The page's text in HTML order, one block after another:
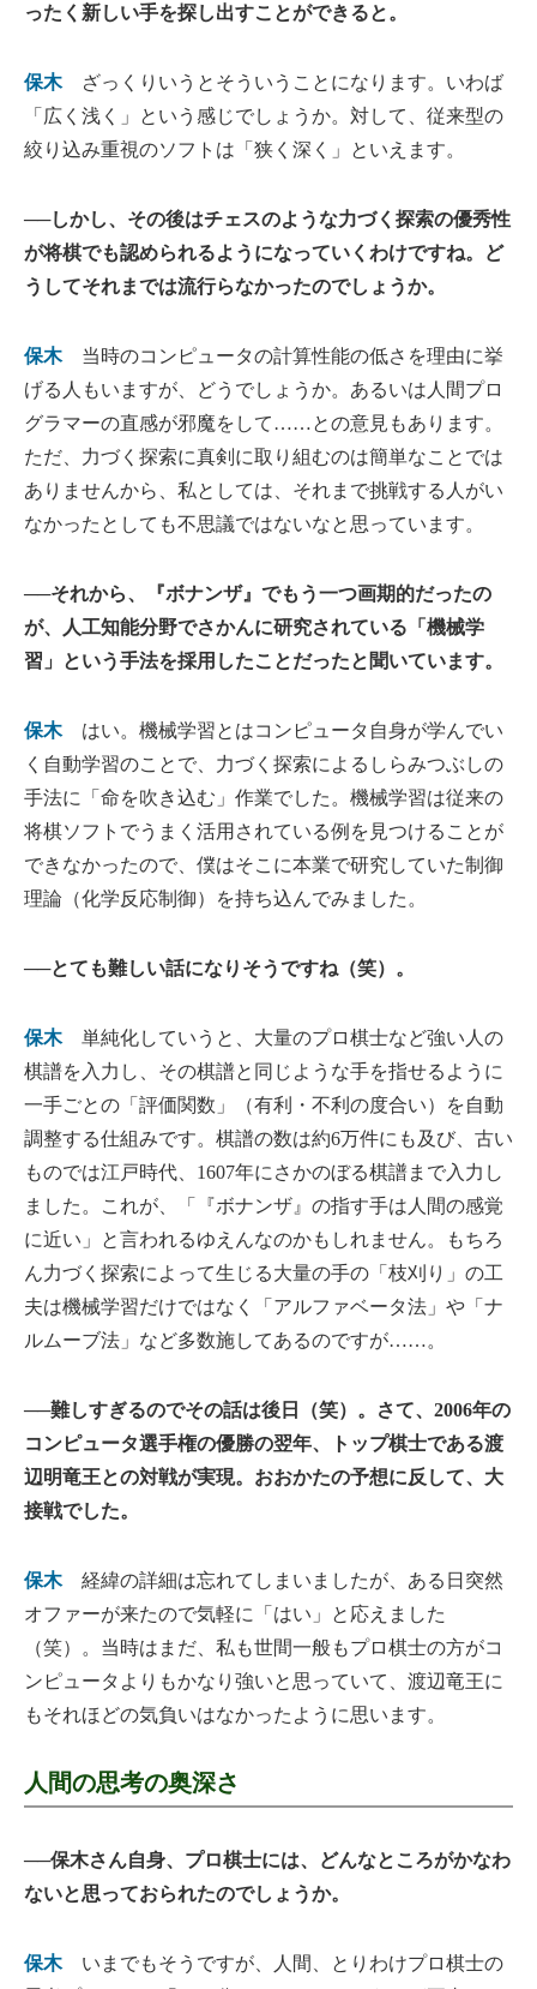
ったく新しい手を探し出すことができると。
保木ざっくりいうとそういうことになります。いわば
「広く浅く」という感じでしょうか。対して、従来型の
絞り込み重視のソフトは「狭く深く」といえます。
──しかし、その後はチェスのような力づく探索の優秀性
が将棋でも認められるようになっていくわけですね。ど
うしてそれまでは流行らなかったのでしょうか。
保木当時のコンピュータの計算性能の低さを理由に挙
げる人もいますが、どうでしょうか。あるいは人間プロ
グラマーの直感が邪魔をして……との意見もあります。
ただ、力づく探索に真剣に取り組むのは簡単なことでは
ありませんから、私としては、それまで挑戦する人がい
なかったとしても不思議ではないなと思っています。
──それから、『ボナンザ』でもう一つ画期的だったの
が、人工知能分野でさかんに研究されている「機械学
習」という手法を採用したことだったと聞いています。
保木はい。機械学習とはコンピュータ自身が学んでい
く自動学習のことで、力づく探索によるしらみつぶしの
手法に「命を吹き込む」作業でした。機械学習は従来の
将棋ソフトでうまく活用されている例を見つけることが
できなかったので、僕はそこに本業で研究していた制御
理論（化学反応制御）を持ち込んでみました。
──とても難しい話になりそうですね（笑）。
保木単純化していうと、大量のプロ棋士など強い人の
棋譜を入力し、その棋譜と同じような手を指せるように
一手ごとの「評価関数」（有利・不利の度合い）を自動
調整する仕組みです。棋譜の数は約6万件にも及び、古い
ものでは江戸時代、1607年にさかのぼる棋譜まで入力し
ました。これが、「『ボナンザ』の指す手は人間の感覚
に近い」と言われるゆえんなのかもしれません。もちろ
ん力づく探索によって生じる大量の手の「枝刈り」の工
夫は機械学習だけではなく「アルファベータ法」や「ナ
ルムーブ法」など多数施してあるのですが……。
──難しすぎるのでその話は後日（笑）。さて、2006年の
コンピュータ選手権の優勝の翌年、トップ棋士である渡
辺明竜王との対戦が実現。おおかたの予想に反して、大
接戦でした。
保木経緯の詳細は忘れてしまいましたが、ある日突然
オファーが来たので気軽に「はい」と応えました
（笑）。当時はまだ、私も世間一般もプロ棋士の方がコ
ンピュータよりもかなり強いと思っていて、渡辺竜王に
もそれほどの気負いはなかったように思います。
人間の思考の奥深さ
──保木さん自身、プロ棋士には、どんなところがかなわ
ないと思っておられたのでしょうか。
保木いまでもそうですが、人間、とりわけプロ棋士の